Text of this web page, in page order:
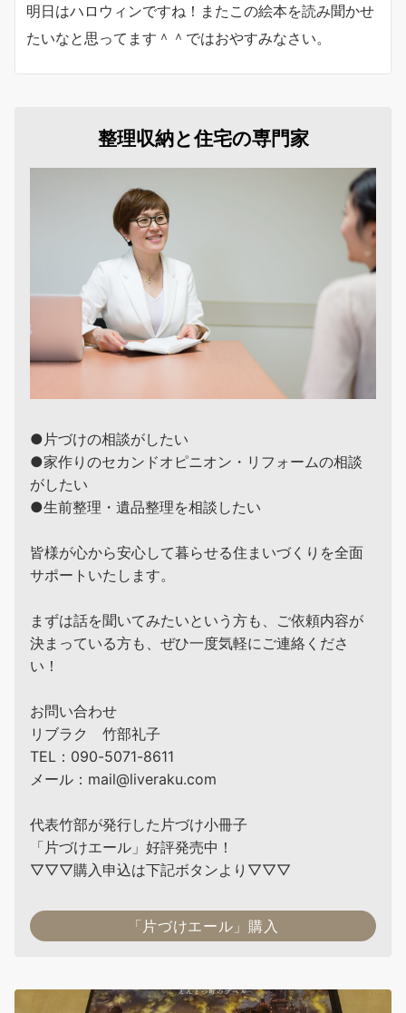
明日はハロウィンですね！またこの絵本を読み聞かせ
たいなと思ってます＾＾ではおやすみなさい。
整理収納と住宅の専門家
●片づけの相談がしたい
●家作りのセカンドオピニオン・リフォームの相談
がしたい
●生前整理・遺品整理を相談したい
皆様が心から安心して暮らせる住まいづくりを全面
サポートいたします。
まずは話を聞いてみたいという方も、ご依頼内容が
決まっている方も、ぜひ一度気軽にご連絡くださ
い！
お問い合わせ
リブラク 竹部礼子
TEL：090-5071-8611
メール：mail@liveraku.com
代表竹部が発行した片づけ小冊子
「片づけエール」好評発売中！
▽▽▽購入申込は下記ボタンより▽▽▽
「片づけエール」購入